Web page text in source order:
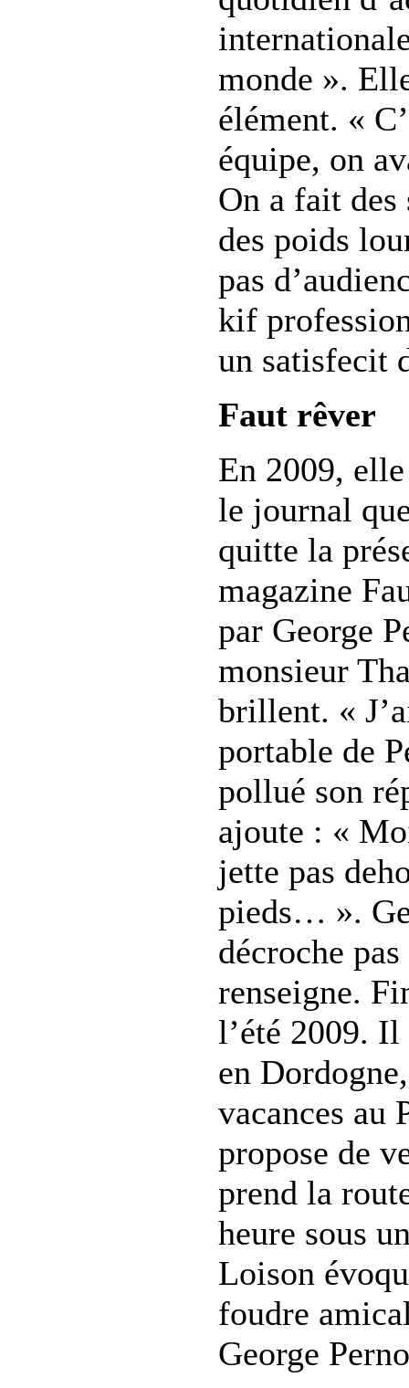
monde ».
élément. «
équipe, on
On a fait des
des poids
pas
kif
un satisfecit
Faut rêver
En 2009,
le journal
quitte la
magazine
par George
monsieur
brillent. «
portable de
pollué son
ajoute : «
jette pas
pieds… ».
décroche
renseigne.
l’été 2009. Il
en
vacances au
propose de
prend la
heure sous
Loison
foudre
George